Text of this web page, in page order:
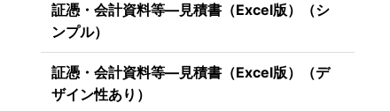
証憑・会計資料等―見積書（Excel版）（シ
ンプル）
証憑・会計資料等―見積書（Excel版）（デ
ザイン性あり）